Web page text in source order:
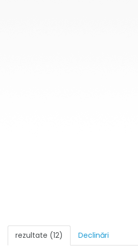
rezultate (12) Declinări